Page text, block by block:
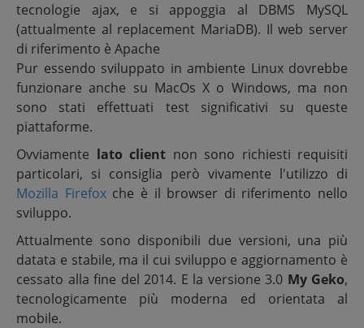
tecnologie ajax, e si appoggia al DBMS MySQL
(attualmente al replacement MariaDB). Il web server
di riferimento è Apache
Pur essendo sviluppato in ambiente Linux dovrebbe
funzionare anche su MacOs X o Windows, ma non
sono stati effettuati test significativi su queste
piattaforme.
Ovviamente lato client non sono richiesti requisiti
particolari, si consiglia però vivamente l'utilizzo di
Mozilla Firefoxche è il browser di riferimento nello
sviluppo.
Attualmente sono disponibili due versioni, una più
datata e stabile, ma il cui sviluppo e aggiornamento è
cessato alla fine del 2014. E la versione 3.0 My Geko,
tecnologicamente più moderna ed orientata al
mobile.